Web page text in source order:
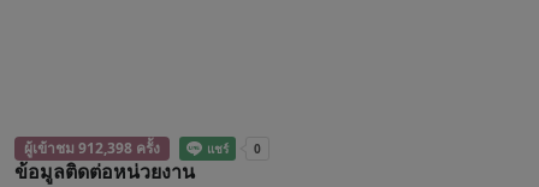
ผู้เข้าชม 912,398 ครั้ง
ข้อมูลติดต่อหน่วยงาน